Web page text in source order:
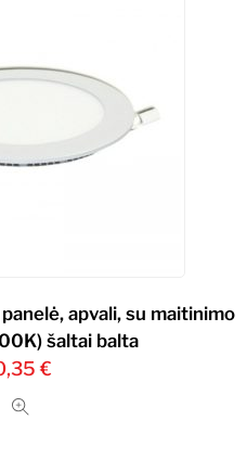
apvali, su maitinimo
šaltai balta
€